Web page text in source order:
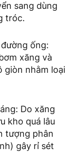
sang dùng
tróc.
ống:
xăng và
giòn nhằm loại
Do xăng
kho quá lâu
tượng phân
gây rỉ sét